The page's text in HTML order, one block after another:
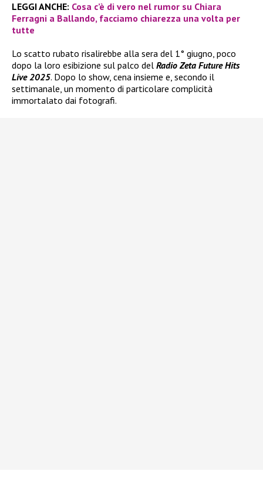
LEGGI ANCHE: Cosa c’è di vero nel rumor su Chiara
Ferragni a Ballando, facciamo chiarezza una volta per
tutte
Lo scatto rubato risalirebbe alla sera del 1° giugno, poco
dopo la loro esibizione sul palco del Radio Zeta Future Hits
Live 2025. Dopo lo show, cena insieme e, secondo il
settimanale, un momento di particolare complicità
immortalato dai fotografi.